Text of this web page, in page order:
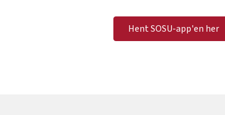
Hent SOSU-app'en her